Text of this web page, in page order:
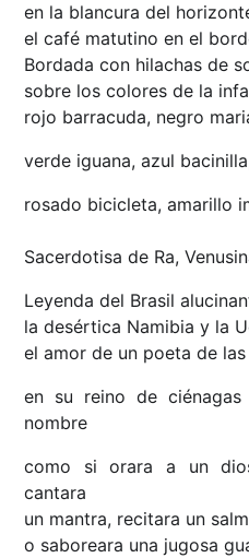
en la blancura del
el café matutino en el
Bordada con hilachas de
sobre los colores de la
rojo barracuda, negro
verde iguana, azul
rosado bicicleta, amarillo
Sacerdotisa de Ra,
Leyenda del Brasil
la desértica Namibia y la
el amor de un poeta de
en su reino de ciénagas
nombre
como si orara a un
cantara
un mantra, recitara un
o saboreara una jugosa